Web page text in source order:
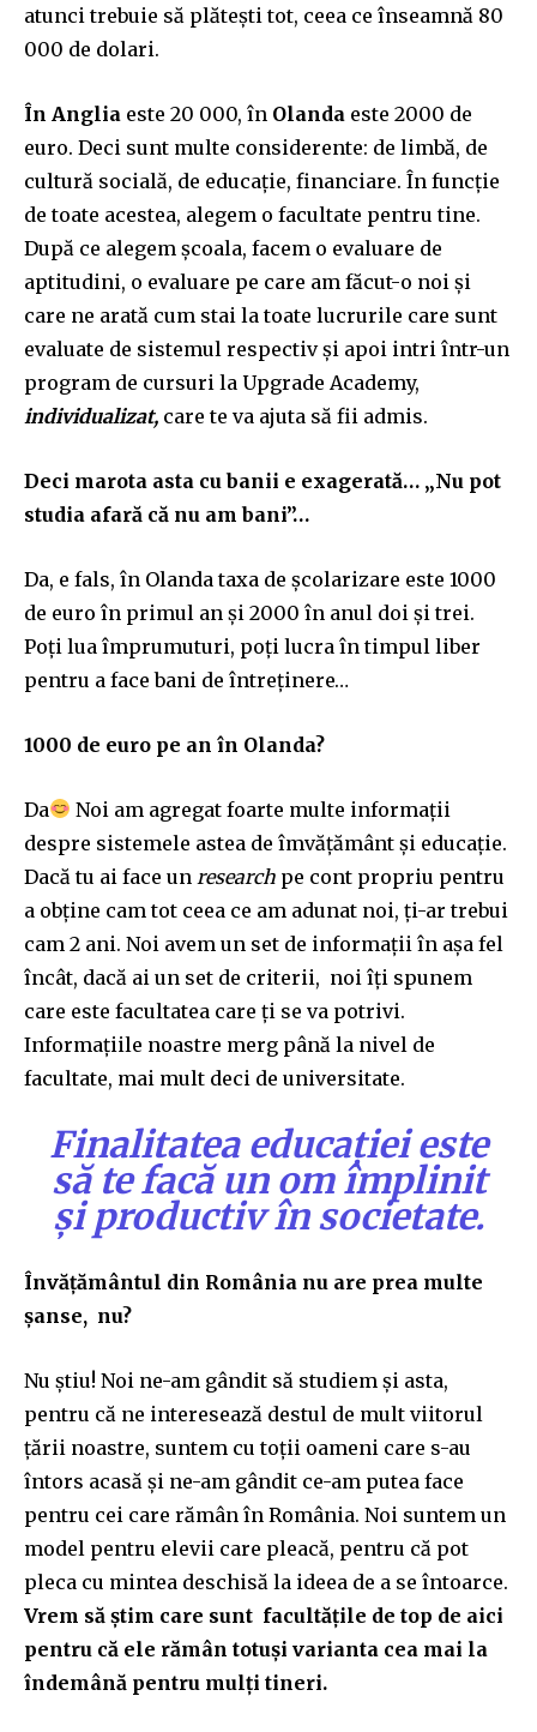
atunci trebuie să plătești tot, ceea ce înseamnă 80
000 de dolari.
În Anglia este 20 000, în Olanda este 2000 de
euro. Deci sunt multe considerente: de limbă, de
cultură socială, de educație, financiare. În funcție
de toate acestea, alegem o facultate pentru tine.
După ce alegem școala, facem o evaluare de
aptitudini, o evaluare pe care am făcut-o noi și
care ne arată cum stai la toate lucrurile care sunt
evaluate de sistemul respectiv și apoi intri într-un
program de cursuri la Upgrade Academy,
individualizat, care te va ajuta să fii admis.
Deci marota asta cu banii e exagerată… „Nu pot
studia afară că nu am bani”…
Da, e fals, în Olanda taxa de școlarizare este 1000
de euro în primul an și 2000 în anul doi și trei.
Poți lua împrumuturi, poți lucra în timpul liber
pentru a face bani de întreținere…
1000 de euro pe an în Olanda?
Da
Noi am agregat foarte multe informații
despre sistemele astea de îmvățământ și educație.
Dacă tu ai face un research pe cont propriu pentru
a obține cam tot ceea ce am adunat noi, ți-ar trebui
cam 2 ani. Noi avem un set de informații în așa fel
încât, dacă ai un set de criterii, noi îți spunem
care este facultatea care ți se va potrivi.
Informațiile noastre merg până la nivel de
facultate, mai mult deci de universitate.
Finalitatea educației este
să te facă un om împlinit
și productiv în societate.
Învățământul din România nu are prea multe
șanse, nu?
Nu știu! Noi ne-am gândit să studiem și asta,
pentru că ne interesează destul de mult viitorul
țării noastre, suntem cu toții oameni care s-au
întors acasă și ne-am gândit ce-am putea face
pentru cei care rămân în România. Noi suntem un
model pentru elevii care pleacă, pentru că pot
pleca cu mintea deschisă la ideea de a se întoarce.
Vrem să știm care sunt facultățile de top de aici
pentru că ele rămân totuși varianta cea mai la
îndemână pentru mulți tineri.